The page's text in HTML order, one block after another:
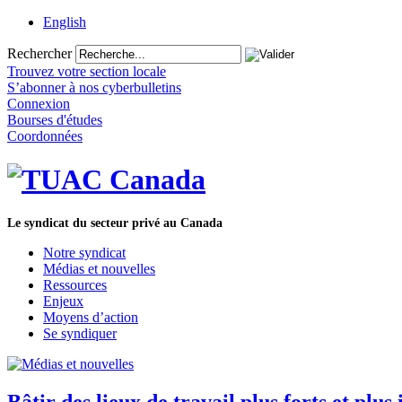
English
Rechercher
Trouvez votre section locale
S’abonner à nos cyberbulletins
Connexion
Bourses d'études
Coordonnées
Le syndicat du secteur privé au Canada
Notre syndicat
Médias et nouvelles
Ressources
Enjeux
Moyens d’action
Se syndiquer